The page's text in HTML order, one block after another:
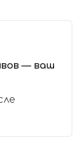
— ваш